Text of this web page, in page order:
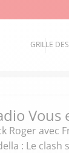
GRILLE
Vous
Roger avec
: Le clash